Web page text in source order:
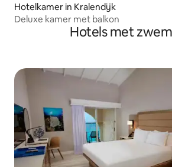
Hotelkamer in Kralendijk
Deluxe kamer met balkon
Hotels met